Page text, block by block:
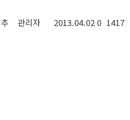
추
관리자 2013.04.02 0 1417